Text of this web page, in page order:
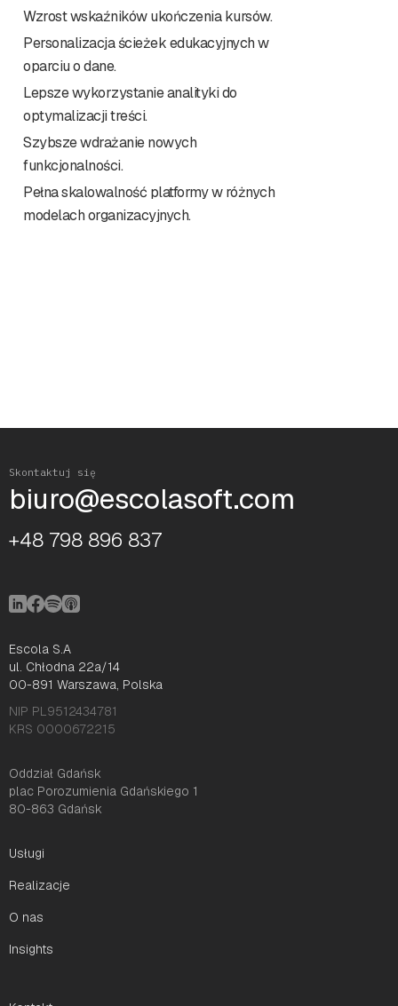
Wzrost wskaźników ukończenia kursów.
Personalizacja ścieżek edukacyjnych w
oparciu o dane.
Lepsze wykorzystanie analityki do
optymalizacji treści.
Szybsze wdrażanie nowych
funkcjonalności.
Pełna skalowalność platformy w różnych
modelach organizacyjnych.
Skontaktuj się
biuro@escolasoft.com
+48 798 896 837
Escola S.A
ul. Chłodna 22a/14
00-891 Warszawa, Polska
NIP PL9512434781
KRS 0000672215
Oddział Gdańsk
plac Porozumienia Gdańskiego 1
80-863 Gdańsk
Usługi
Realizacje
O nas
Insights